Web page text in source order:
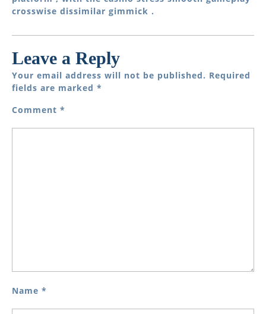
crosswise dissimilar gimmick .
Leave a Reply
Your email address will not be published. Required
fields are marked *
Comment *
Name *